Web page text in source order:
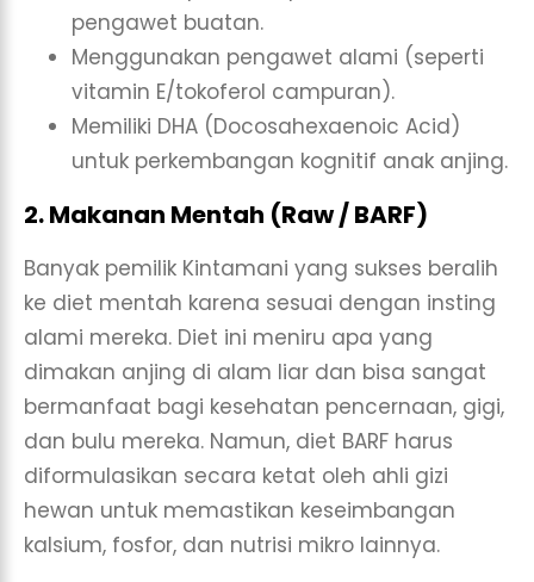
pengawet buatan.
Menggunakan pengawet alami (seperti
vitamin E/tokoferol campuran).
Memiliki DHA (Docosahexaenoic Acid)
untuk perkembangan kognitif anak anjing.
2. Makanan Mentah (Raw / BARF)
Banyak pemilik Kintamani yang sukses beralih
ke diet mentah karena sesuai dengan insting
alami mereka. Diet ini meniru apa yang
dimakan anjing di alam liar dan bisa sangat
bermanfaat bagi kesehatan pencernaan, gigi,
dan bulu mereka. Namun, diet BARF harus
diformulasikan secara ketat oleh ahli gizi
hewan untuk memastikan keseimbangan
kalsium, fosfor, dan nutrisi mikro lainnya.